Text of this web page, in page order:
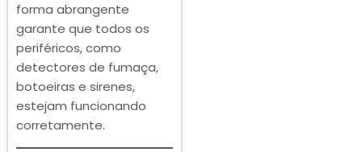
forma abrangente
garante que todos os
periféricos, como
detectores de fumaça,
botoeiras e sirenes,
estejam funcionando
corretamente.